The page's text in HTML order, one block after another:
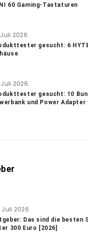
60 Gaming-Tastaturen
Juli 2026
gesucht: 6
Juli 2026
gesucht: 10
und Power
Juli 2026
Das sind die besten
300 Euro [2026]